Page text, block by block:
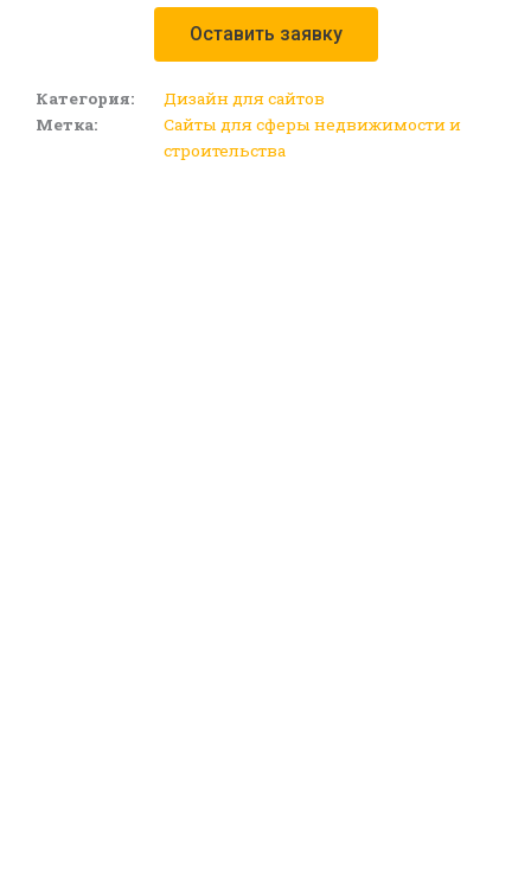
Оставить заявку
Категория:
Дизайн для сайтов
Метка:
Сайты для сферы недвижимости и
строительства